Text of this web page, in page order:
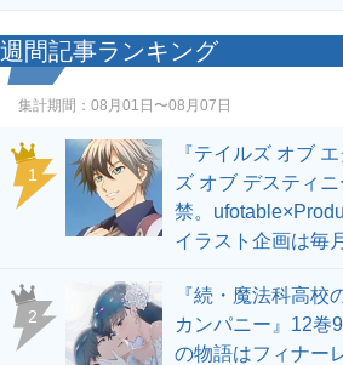
週間記事ランキング
集計期間： 08月01日〜08月07日
1
『テイルズ オブ
ズ オブ デスティ
禁。
イラスト企画は毎
2
『続・魔法科高校
カンパニー』12巻
の物語はフィナー